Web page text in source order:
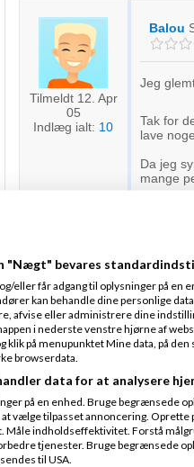
Tilmeldt 12. Apr
05
Indlæg ialt: 10
Balou
Jeg
Tak for
lave
Da jeg
mange
Jeg
der
fræses
Så min
Endnu
Martin
"Nægt" bevares
eller får adgang til oplysninger på en
kan behandle dine personlige
afvise eller administrere dine
i nederste venstre hjørne af
klik på menupunktet Mine data, på
browserdata.
data for at analysere
på en enhed. Bruge begrænsede
vælge tilpasset annoncering.
indholdseffektivitet. Forstå
tjenester. Bruge begrænsede
til USA.